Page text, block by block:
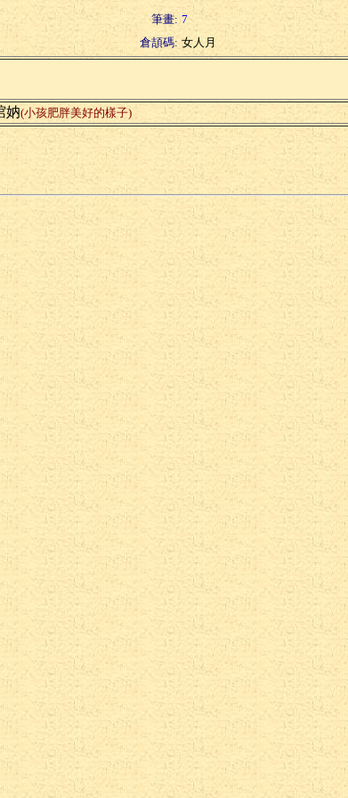
筆畫: 7
倉頡碼: 女人月
妠(小孩肥胖美好的樣子)